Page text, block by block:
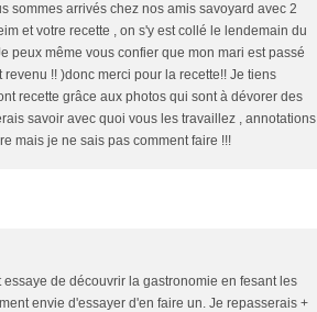
sommes arrivés chez nos amis savoyard avec 2
et votre recette , on s'y est collé le lendemain du
peux même vous confier que mon mari est passé
!! )donc merci pour la recette!! Je tiens
recette grâce aux photos qui sont à dévorer des
savoir avec quoi vous les travaillez , annotations
mais je ne sais pas comment faire !!!
de découvrir la gastronomie en fesant les
envie d'essayer d'en faire un. Je repasserais +